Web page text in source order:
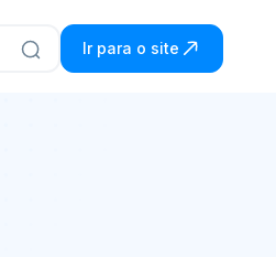
Ir para o site